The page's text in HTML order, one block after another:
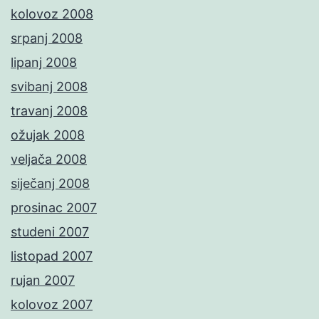
kolovoz 2008
srpanj 2008
lipanj 2008
svibanj 2008
travanj 2008
ožujak 2008
veljača 2008
siječanj 2008
prosinac 2007
studeni 2007
listopad 2007
rujan 2007
kolovoz 2007